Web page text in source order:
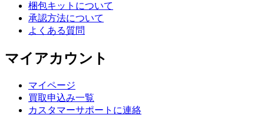
梱包キットについて
承認方法について
よくある質問
マイアカウント
マイページ
買取申込み一覧
カスタマーサポートに連絡